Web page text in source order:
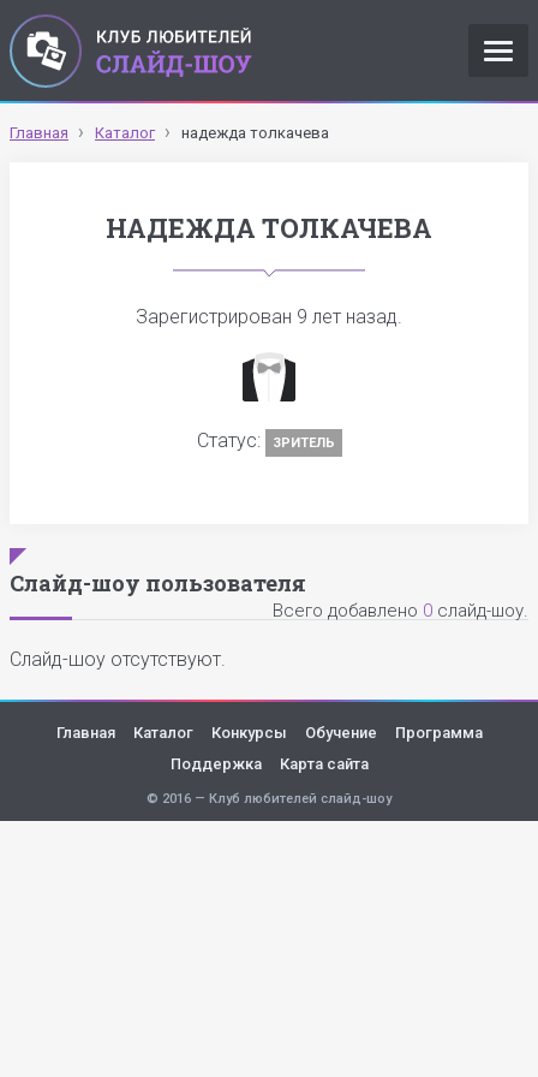
Главная Каталог надежда толкачева
НАДЕЖДА ТОЛКАЧЕВА
Зарегистрирован 9 лет назад.
Статус: ЗРИТЕЛЬ
Слайд-шоу пользователя
Всего добавлено 0 слайд-шоу.
Слайд-шоу отсутствуют.
Главная Каталог Конкурсы Обучение
Программа
Поддержка
Карта сайта
© 2016 — Клуб любителей слайд-шоу